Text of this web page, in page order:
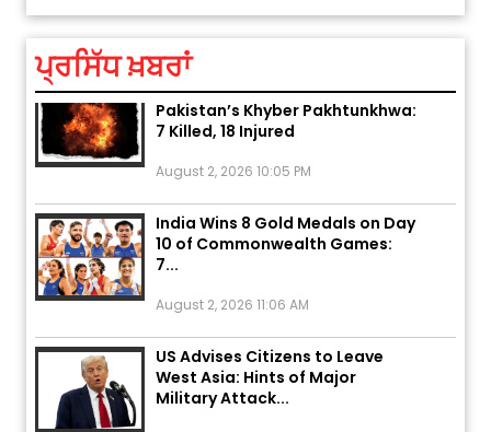
ਪ੍ਰਸਿੱਧ ਖ਼ਬਰਾਂ
August 5, 2026 6:23 AM
Explosion During Peace Rally in
Pakistan’s Khyber Pakhtunkhwa:
7 Killed, 18 Injured
India Wins 8 Gold Medals on Day
10 of Commonwealth Games:
7...
US Advises Citizens to Leave
West Asia: Hints of Major
Military Attack...